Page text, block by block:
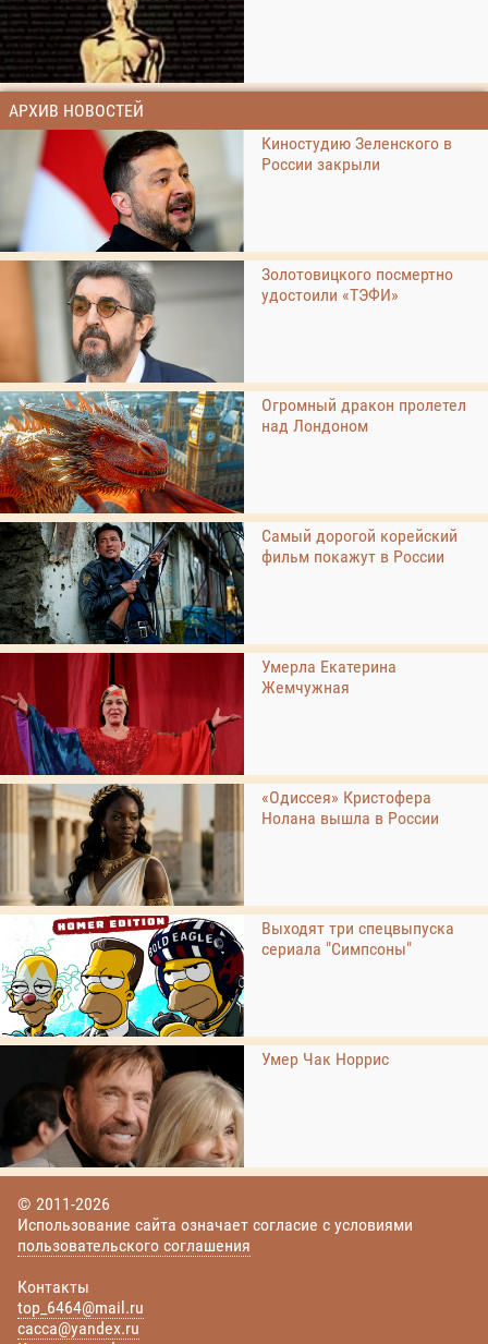
АРХИВ НОВОСТЕЙ
Киностудию Зеленского в
России закрыли
Золотовицкого посмертно
удостоили «ТЭФИ»
Огромный дракон пролетел
над Лондоном
Самый дорогой корейский
фильм покажут в России
Умерла Екатерина
Жемчужная
«Одиссея» Кристофера
Нолана вышла в России
Выходят три спецвыпуска
сериала "Симпсоны"
Умер Чак Норрис
© 2011-2026
Использование сайта означает согласие с условиями
пользовательского соглашения
Контакты
top_6464@mail.ru
cacca@yandex.ru